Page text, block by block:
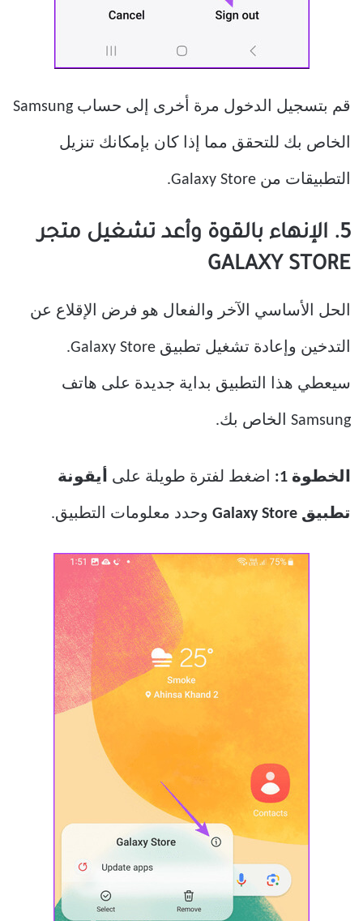
قم بتسجيل الدخول مرة أخرى إلى حساب Samsung
الخاص بك للتحقق مما إذا كان بإمكانك تنزيل
التطبيقات من Galaxy Store.
5. الإنهاء بالقوة وأعد تشغيل متجر
GALAXY STORE
الحل الأساسي الآخر والفعال هو فرض الإقلاع عن
التدخين وإعادة تشغيل تطبيق Galaxy Store.
سيعطي هذا التطبيق بداية جديدة على هاتف
Samsung الخاص بك.
الخطوة 1: اضغط لفترة طويلة على أيقونة
تطبيق Galaxy Store وحدد معلومات التطبيق.